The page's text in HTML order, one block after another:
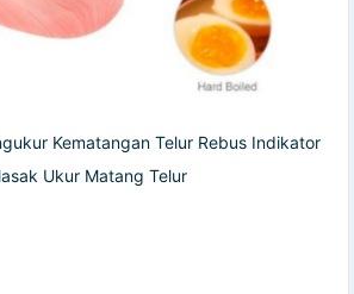
Kematangan Telur Rebus Indikator
Ukur Matang Telur